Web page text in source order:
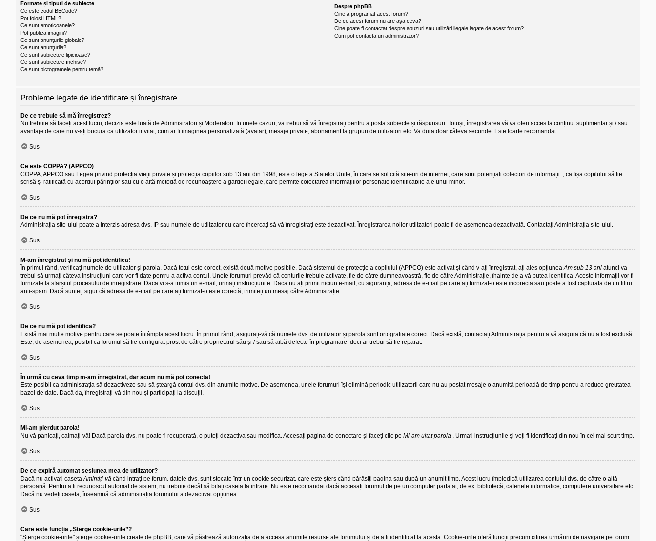
Formate și tipuri de subiecte
Ce este codul BBCode?
Pot folosi HTML?
Ce sunt emoticoanele?
Pot publica imagini?
Ce sunt anunţurile globale?
Ce sunt anunţurile?
Ce sunt subiectele lipicioase?
Ce sunt subiectele închise?
Ce sunt pictogramele pentru temă?
Despre phpBB
Cine a programat acest forum?
De ce acest forum nu are așa ceva?
Cine poate fi contactat despre abuzuri sau utilizări ilegale legate de acest forum?
Cum pot contacta un administrator?
Probleme legate de identificare și înregistrare
De ce trebuie să mă înregistrez?
Nu trebuie să faceți acest lucru, decizia este luată de Administratori și Moderatori. În unele cazuri, va trebui să vă înregistrați pentru a posta subiecte și răspunsuri. Totuși, înregistrarea vă va oferi acces la conținut suplimentar și / sau
avantaje de care nu v-ați bucura ca utilizator invitat, cum ar fi imaginea personalizată (avatar), mesaje private, abonament la grupuri de utilizatori etc. Va dura doar câteva secunde. Este foarte recomandat.
Sus
Ce este COPPA? (APPCO)
COPPA, APPCO sau Legea privind protecția vieții private și protecția copiilor sub 13 ani din 1998, este o lege a Statelor Unite, în care se solicită site-uri de internet, care sunt potențiali colectori de informații. , ca fișa copilului să fie
scrisă și ratificată cu acordul părinților sau cu o altă metodă de recunoaștere a gardei legale, care permite colectarea informațiilor personale identificabile ale unui minor.
Sus
De ce nu mă pot înregistra?
Administrația site-ului poate a interzis adresa dvs. IP sau numele de utilizator cu care încercați să vă înregistrați este dezactivat. Înregistrarea noilor utilizatori poate fi de asemenea dezactivată. Contactați Administrația site-ului.
Sus
M-am înregistrat și nu mă pot identifica!
În primul rând, verificați numele de utilizator și parola. Dacă totul este corect, există două motive posibile. Dacă sistemul de protecție a copilului (APPCO) este activat și când v-ați înregistrat, ați ales opțiuneaAm sub 13 ani atunci va
trebui să urmați câteva instrucțiuni care vor fi date pentru a activa contul. Unele forumuri prevăd că conturile trebuie activate, fie de către dumneavoastră, fie de către Administrație, înainte de a vă putea identifica; Aceste informații vor fi
furnizate la sfârșitul procesului de înregistrare. Dacă vi s-a trimis un e-mail, urmați instrucțiunile. Dacă nu ați primit niciun e-mail, cu siguranță, adresa de e-mail pe care ați furnizat-o este incorectă sau poate a fost capturată de un filtru
anti-spam. Dacă sunteți sigur că adresa de e-mail pe care ați furnizat-o este corectă, trimiteți un mesaj către Administrație.
Sus
De ce nu mă pot identifica?
Există mai multe motive pentru care se poate întâmpla acest lucru. În primul rând, asigurați-vă că numele dvs. de utilizator și parola sunt ortografiate corect. Dacă există, contactați Administrația pentru a vă asigura că nu a fost exclusă.
Este, de asemenea, posibil ca forumul să fie configurat prost de către proprietarul său și / sau să aibă defecte în programare, deci ar trebui să fie reparat.
Sus
În urmă cu ceva timp m-am înregistrat, dar acum nu mă pot conecta!
Este posibil ca administrația să dezactiveze sau să șteargă contul dvs. din anumite motive. De asemenea, unele forumuri își elimină periodic utilizatorii care nu au postat mesaje o anumită perioadă de timp pentru a reduce greutatea
bazei de date. Dacă da, înregistrați-vă din nou și participați la discuții.
Sus
Mi-am pierdut parola!
Nu vă panicați, calmați-vă! Dacă parola dvs. nu poate fi recuperată, o puteți dezactiva sau modifica. Accesați pagina de conectare și faceți clic pe Mi-am uitat parola . Urmați instrucțiunile și veți fi identificați din nou în cel mai scurt timp.
Sus
De ce expiră automat sesiunea mea de utilizator?
Dacă nu activați casetaAmintiți-vă când intrați pe forum, datele dvs. sunt stocate într-un cookie securizat, care este șters când părăsiți pagina sau după un anumit timp. Acest lucru împiedică utilizarea contului dvs. de către o altă
persoană. Pentru a fi recunoscut automat de sistem, nu trebuie decât să bifați caseta la intrare. Nu este recomandat dacă accesați forumul de pe un computer partajat, de ex. bibliotecă, cafenele informatice, computere universitare etc.
Dacă nu vedeți caseta, înseamnă că administrația forumului a dezactivat opțiunea.
Sus
Care este funcția „Șterge cookie-urile”?
"Șterge cookie-urile" șterge cookie-urile create de phpBB, care vă păstrează autorizația de a accesa anumite resurse ale forumului și de a fi identificat la acesta. Cookie-urile oferă funcții precum citirea urmăririi de navigare pe forum